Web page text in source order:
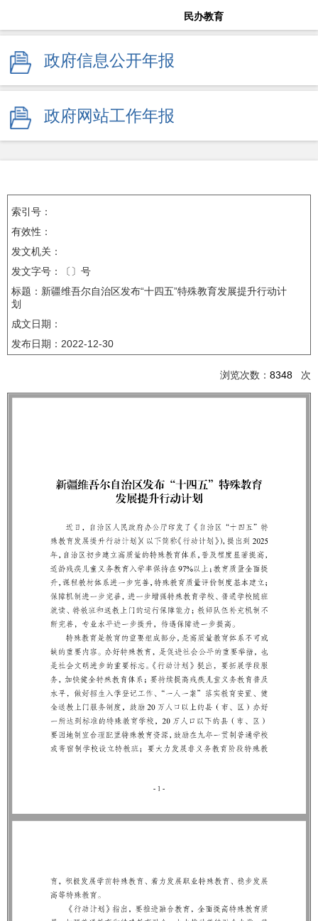
民办教育
教师工作
学校安全生产
政府信息公开年报
政府网站工作年报
索引号：
有效性：
发文机关：
发文字号：〔〕号
标题：新疆维吾尔自治区发布“十四五”特殊教育发展提升行动计
划
成文日期：
发布日期： 2022-12-30
浏览次数： 8348 次